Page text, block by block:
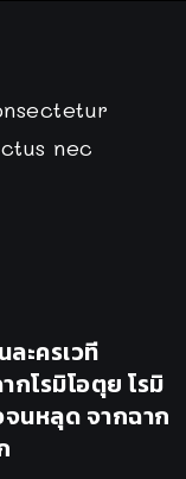
nec
ะครเวที
โรมิโอตุย โรมิ
นหลุด จากฉาก